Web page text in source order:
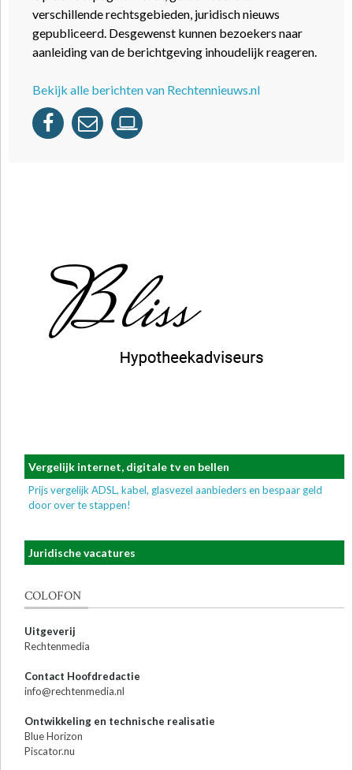
verschillende rechtsgebieden, juridisch nieuws
gepubliceerd. Desgewenst kunnen bezoekers naar
aanleiding van de berichtgeving inhoudelijk reageren.
Bekijk alle berichten van Rechtennieuws.nl
Vergelijk internet, digitale tv en bellen
Prijs vergelijk ADSL, kabel, glasvezel aanbieders en bespaar geld
door over te stappen!
Juridische vacatures
COLOFON
Uitgeverij
Rechtenmedia
Contact Hoofdredactie
info@rechtenmedia.nl
Ontwikkeling en technische realisatie
Blue Horizon
Piscator.nu